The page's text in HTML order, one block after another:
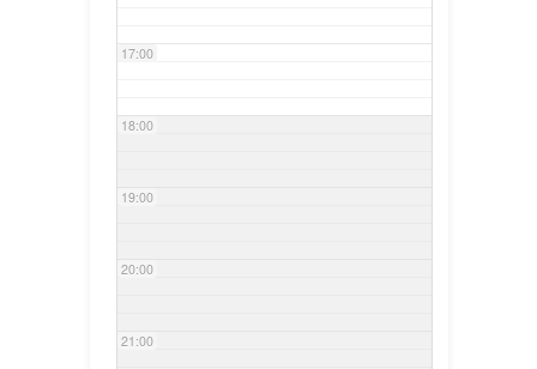
17:00
18:00
19:00
20:00
21:00